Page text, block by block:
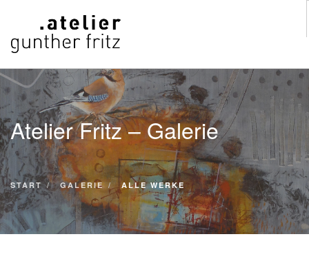
START
WERKE
VITA
KONTAKT
GALERIE
SUCHE
Atelier Fritz – Galerie
START GALERIE ALLE WERKE